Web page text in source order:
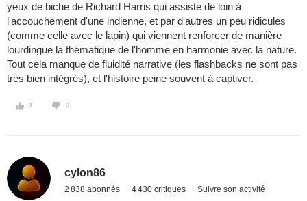
yeux de biche de Richard Harris qui assiste de loin à
l'accouchement d'une indienne, et par d'autres un peu ridicules
(comme celle avec le lapin) qui viennent renforcer de manière
lourdingue la thématique de l'homme en harmonie avec la nature.
Tout cela manque de fluidité narrative (les flashbacks ne sont pas
très bien intégrés), et l'histoire peine souvent à captiver.
1 3
cylon86
2 838 abonnés 4 430 critiques Suivre son activité